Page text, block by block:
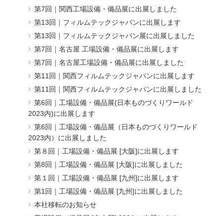
第7回｜関西工場設備・備品展に出展しました
第13回｜フィルムテックジャパンに出展します
第13回｜フィルムテックジャパン展に出展しました
第7回｜名古屋 工場設備・備品展に出展します
第7回｜名古屋工場設備・備品展に出展しました
第11回｜関西フィルムテックジャパンに出展します
第11回｜関西フィルムテックジャパンに出展しました
第6回｜工場設備・備品展(日本ものづくりワールド
2023内)に出展します
第6回｜工場設備・備品展（日本ものづくりワールド
2023内）に出展しました
第８回｜工場設備・備品展 [大阪]に出展します
第8回｜工場設備・備品展 [大阪]に出展しました
第１回｜工場設備・備品展 [九州]に出展します
第1回｜工場設備・備品展 [九州]に出展しました
本社移転のお知らせ